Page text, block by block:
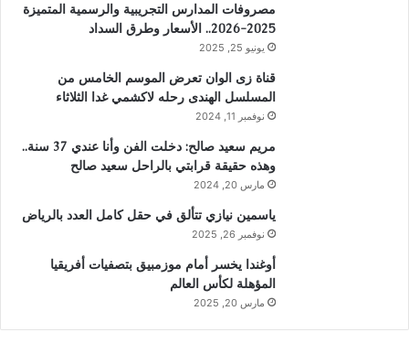
مصروفات المدارس التجريبية والرسمية المتميزة
2025-2026.. الأسعار وطرق السداد
يونيو 25, 2025
قناة زى الوان تعرض الموسم الخامس من
المسلسل الهندى رحله لاكشمي غدا الثلاثاء
نوفمبر 11, 2024
مريم سعيد صالح: دخلت الفن وأنا عندي 37 سنة..
وهذه حقيقة قرابتي بالراحل سعيد صالح
مارس 20, 2024
ياسمين نيازي تتألق في حقل كامل العدد بالرياض
نوفمبر 26, 2025
أوغندا يخسر أمام موزمبيق بتصفيات أفريقيا
المؤهلة لكأس العالم
مارس 20, 2025